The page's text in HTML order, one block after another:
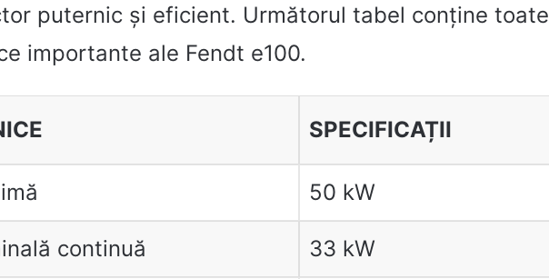
puternic și eficient. Următorul tabel conține toate
importante ale Fendt e100.
SPECIFICAȚII
50 kW
continuă 33 kW